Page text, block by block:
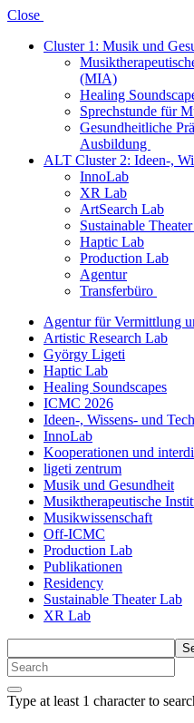
Close
Cluster 1: Musik und
(MIA)
Healing
Sprechstunde für
Gesundheitliche
Ausbildung
ALT Cluster 2: Ideen-,
InnoLab
XR Lab
ArtSearch Lab
Sustainable
Haptic Lab
Production Lab
Agentur
Transferbüro
Agentur für Vermittlung
Artistic Research Lab
György Ligeti
Haptic Lab
Healing Soundscapes
ICMC 2026
Ideen-, Wissens- und
InnoLab
Kooperationen und
ligeti zentrum
Musik und Gesundheit
Musiktherapeutische
Musikwissenschaft
Off-ICMC
Production Lab
Publikationen
Residency
Sustainable Theater Lab
XR Lab
Type at least 1 character to